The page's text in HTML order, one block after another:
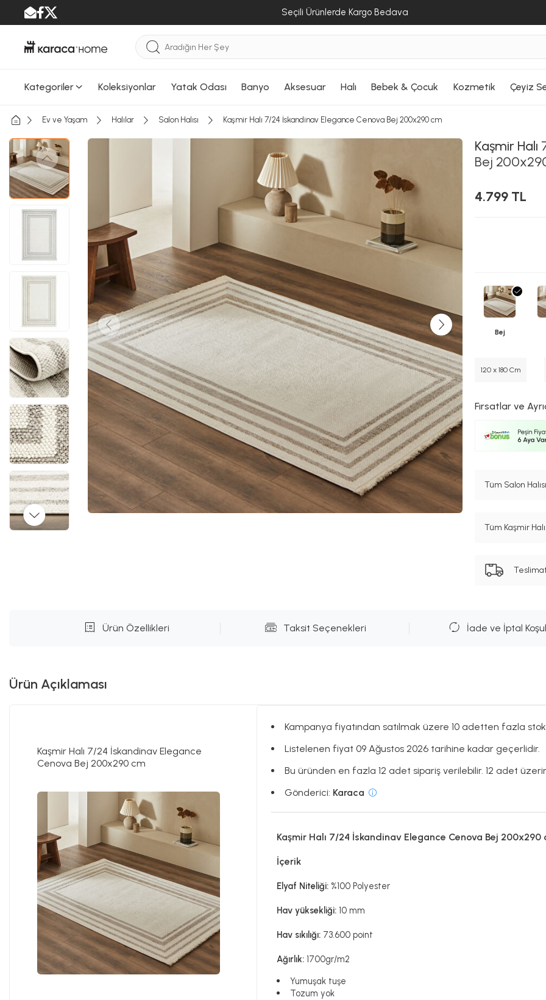
Seçili Ürünlerde Kargo Bedava
Kategoriler Koleksiyonlar Yatak Odası Banyo Aksesuar Halı Bebek & Çocuk Kozmetik Çeyiz
Ev ve Yaşam Halılar Salon Halısı Kaşmir Halı 7/24 İskandinav Elegance Cenova Bej 200x290 cm
Kaşmir Halı
Bej
4.799 TL
Bej
120 x 180 Cm
Fırsatlar ve
Tüm Salon
Tüm Kaşmir
Ürün Özellikleri Taksit Seçenekleri İade ve İptal
Ürün Açıklaması
Kaşmir Halı 7/24 İskandinav Elegance
Cenova Bej 200x290 cm
Kampanya fiyatından satılmak üzere 10 adetten fazla
Listelenen fiyat 09 Ağustos 2026 tarihine kadar geçerlidir.
Bu üründen en fazla 12 adet sipariş verilebilir. 12 adet
Gönderici: Karaca
Kaşmir Halı 7/24 İskandinav Elegance Cenova Bej 200x290
İçerik
Elyaf Niteliği: %100 Polyester
Hav yüksekliği: 10 mm
Hav sıkılığı: 73.600 point
Ağırlık: 1700gr/m2
Yumuşak tuşe
Tozum yok